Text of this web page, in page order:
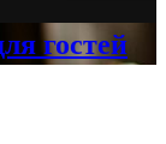
гостей